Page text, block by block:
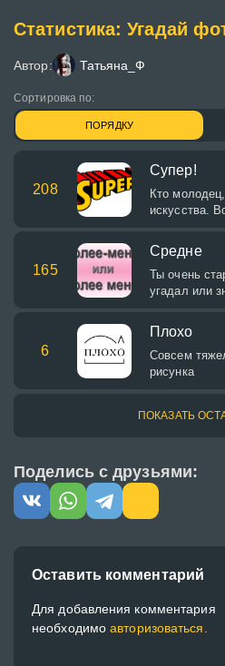
Статистика: Угадай
Автор: Татьяна_Ф
Сортировка по:
ПОРЯДКУ
208
Супер!
Кто
искусства.
165
Средне
Ты очень
угадал или
6
Плохо
Совсем
рисунка
ПОКАЗАТЬ
Поделись с друзьями:
Оставить комментарий
Для добавления комментария
необходимоавторизоваться.